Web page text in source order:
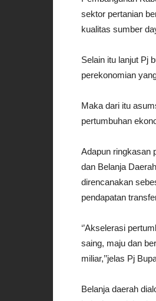
sektor pertanian
kualitas sumber
Selain itu lanjut Pj
perekonomian
Maka dari itu
pertumbuhan
Adapun ringkasan
dan Belanja
direncanakan
pendapatan
‘’Akselerasi
saing, maju dan
miliar,’’jelas Pj
Belanja daerah